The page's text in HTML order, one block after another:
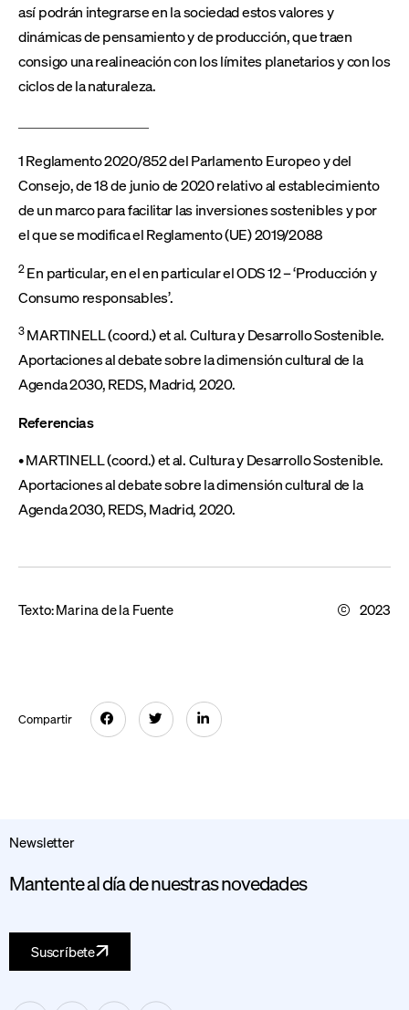
así podrán integrarse en la sociedad estos valores y
dinámicas de pensamiento y de producción, que traen
consigo una realineación con los límites planetarios y con los
ciclos de la naturaleza.
1 Reglamento 2020/852 del Parlamento Europeo y del
Consejo, de 18 de junio de 2020 relativo al establecimiento
de un marco para facilitar las inversiones sostenibles y por
el que se modifica el Reglamento (UE) 2019/2088
2En particular, en el en particular el ODS 12 – ‘Producción y
Consumo responsables’.
3MARTINELL (coord.) et al. Cultura y Desarrollo Sostenible.
Aportaciones al debate sobre la dimensión cultural de la
Agenda 2030, REDS, Madrid, 2020.
Referencias
• MARTINELL (coord.) et al. Cultura y Desarrollo Sostenible.
Aportaciones al debate sobre la dimensión cultural de la
Agenda 2030, REDS, Madrid, 2020.
Texto:Marina de la Fuente 2023
Compartir
Newsletter
Mantente al día de nuestras novedades
Suscríbete